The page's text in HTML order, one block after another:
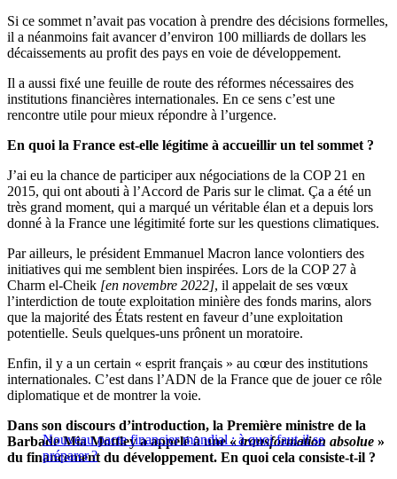
Si ce sommet n’avait pas vocation à prendre des décisions formelles,
il a néanmoins fait avancer d’environ 100 milliards de dollars les
décaissements au profit des pays en voie de développement.
Il a aussi fixé une feuille de route des réformes nécessaires des
institutions financières internationales. En ce sens c’est une
rencontre utile pour mieux répondre à l’urgence.
En quoi la France est-elle légitime à accueillir un tel sommet ?
J’ai eu la chance de participer aux négociations de la COP 21 en
2015, qui ont abouti à l’Accord de Paris sur le climat. Ça a été un
très grand moment, qui a marqué un véritable élan et a depuis lors
donné à la France une légitimité forte sur les questions climatiques.
Par ailleurs, le président Emmanuel Macron lance volontiers des
initiatives qui me semblent bien inspirées. Lors de la COP 27 à
Charm el-Cheik [en novembre 2022], il appelait de ses vœux
l’interdiction de toute exploitation minière des fonds marins, alors
que la majorité des États restent en faveur d’une exploitation
potentielle. Seuls quelques-uns prônent un moratoire.
Enfin, il y a un certain « esprit français » au cœur des institutions
internationales. C’est dans l’ADN de la France que de jouer ce rôle
diplomatique et de montrer la voie.
Nouveau pacte financier mondial : à quoi faut-il se
préparer ?
Dans son discours d’introduction, la Première ministre de la
Barbade Mia Mottley a appelé à une «transformation absolue »
du financement du développement. En quoi cela consiste-t-il ?